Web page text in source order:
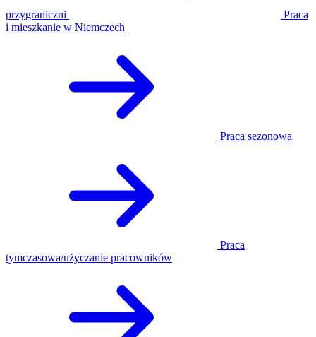
przygraniczni
Praca
i mieszkanie w Niemczech
Praca sezonowa
Praca
tymczasowa/użyczanie pracowników